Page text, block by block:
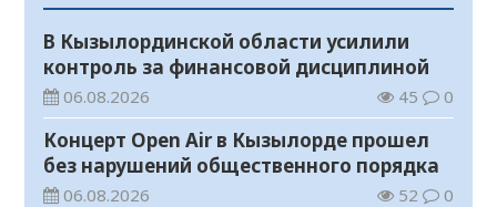
В Кызылординской области усилили
контроль за финансовой дисциплиной
06.08.2026 45 0
Концерт Open Air в Кызылорде прошел
без нарушений общественного порядка
06.08.2026 52 0